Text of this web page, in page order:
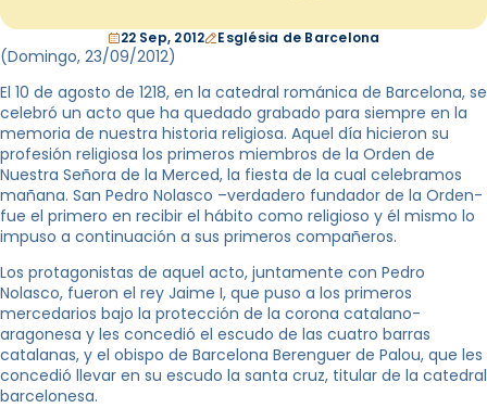
22 Sep, 2012 Església de Barcelona
(Domingo, 23/09/2012)
El 10 de agosto de 1218, en la catedral románica de Barcelona, se
celebró un acto que ha quedado grabado para siempre en la
memoria de nuestra historia religiosa. Aquel día hicieron su
profesión religiosa los primeros miembros de la Orden de
Nuestra Señora de la Merced, la fiesta de la cual celebramos
mañana. San Pedro Nolasco –verdadero fundador de la Orden-
fue el primero en recibir el hábito como religioso y él mismo lo
impuso a continuación a sus primeros compañeros.
Los protagonistas de aquel acto, juntamente con Pedro
Nolasco, fueron el rey Jaime I, que puso a los primeros
mercedarios bajo la protección de la corona catalano-
aragonesa y les concedió el escudo de las cuatro barras
catalanas, y el obispo de Barcelona Berenguer de Palou, que les
concedió llevar en su escudo la santa cruz, titular de la catedral
barcelonesa.